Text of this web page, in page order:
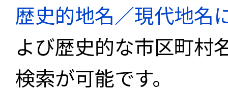
歴史的地名／現代地名
よび歴史的な市区町村
検索が可能です。